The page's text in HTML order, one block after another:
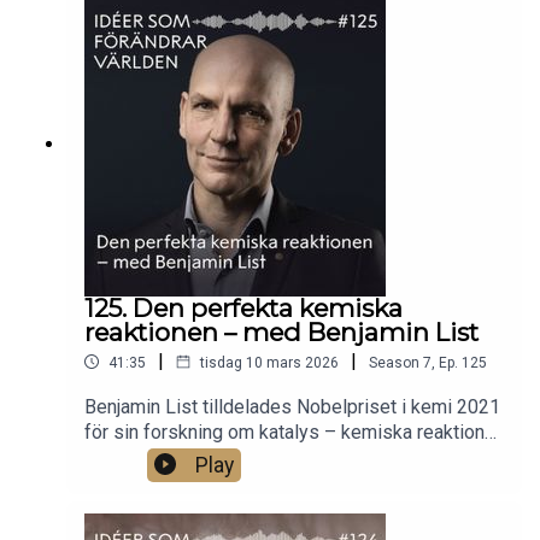
svår att besegra? Parasitologen Ellen
Bushell berättar om sjukdomens komplexitet och
om de metoder som faktiskt fungerar. Hon
förklarar vad forskarna har lärt sig, och varför det
fortfarande finns hopp om att en dag vinna
kampen mot malaria.Foto: Mattias
Petterson/UmU.
125. Den perfekta kemiska
reaktionen – med Benjamin List
41:35 | tisdag 10 mars 2026 | Season 7 Ep. 125
Benjamin List tilldelades Nobelpriset i kemi 2021
för sin forskning om katalys – kemiska reaktioner
som kan förvandla vanliga ämnen till användbara
kemikalier. Katalys har gjort att vi kan ge fler
driva färdmedel längre och effektivare. List
Play